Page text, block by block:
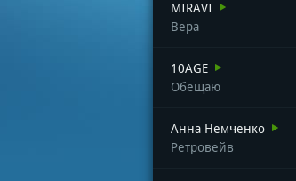
MIRAVI
Вера
10AGE
Обещаю
Анна Немченко
Ретровейв